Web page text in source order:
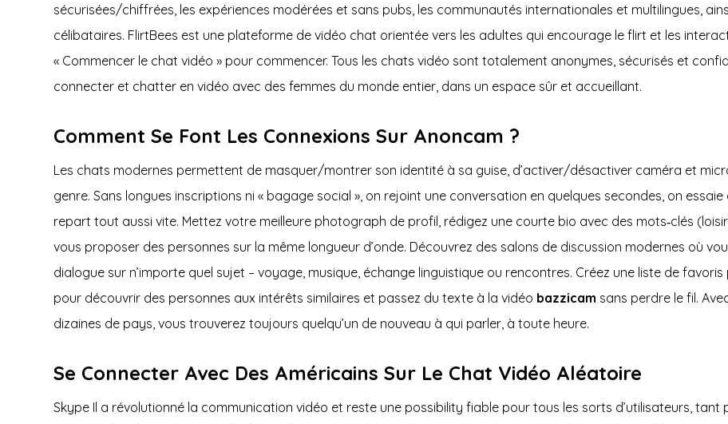
sécurisées/chiffrées, les expériences modérées et sans pubs, les communautés internationales et multilingues,
célibataires. FlirtBees est une plateforme de vidéo chat orientée vers les adultes qui encourage le flirt et les
« Commencer le chat vidéo » pour commencer. Tous les chats vidéo sont totalement anonymes, sécurisés et
connecter et chatter en vidéo avec des femmes du monde entier, dans un espace sûr et accueillant.
Comment Se Font Les Connexions Sur Anoncam ?
Les chats modernes permettent de masquer/montrer son identité à sa guise, d’activer/désactiver caméra et
genre. Sans longues inscriptions ni « bagage social », on rejoint une conversation en quelques secondes, on
repart tout aussi vite. Mettez votre meilleure photograph de profil, rédigez une courte bio avec des mots‑clés
vous proposer des personnes sur la même longueur d’onde. Découvrez des salons de discussion modernes où
dialogue sur n’importe quel sujet – voyage, musique, échange linguistique ou rencontres. Créez une liste de
pour découvrir des personnes aux intérêts similaires et passez du texte à la vidéo bazzicam sans perdre le fil.
dizaines de pays, vous trouverez toujours quelqu’un de nouveau à qui parler, à toute heure.
Se Connecter Avec Des Américains Sur Le Chat Vidéo Aléatoire
Skype Il a révolutionné la communication vidéo et reste une possibility fiable pour tous les sorts d’utilisateurs,